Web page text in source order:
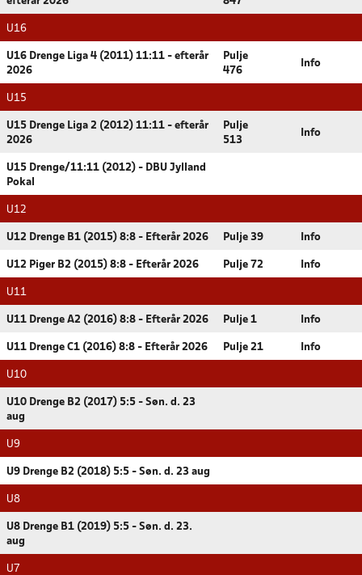
U16
U16 Drenge Liga 4 (2011) 11:11 - efterår
2026
Pulje
476
Info
U15
U15 Drenge Liga 2 (2012) 11:11 - efterår
2026
Pulje
513
Info
U15 Drenge/11:11 (2012) - DBU Jylland
Pokal
U12
U12 Drenge B1 (2015) 8:8 - Efterår 2026 Pulje 39 Info
U12 Piger B2 (2015) 8:8 - Efterår 2026 Pulje 72 Info
U11
U11 Drenge A2 (2016) 8:8 - Efterår 2026 Pulje 1 Info
U11 Drenge C1 (2016) 8:8 - Efterår 2026 Pulje 21 Info
U10
U10 Drenge B2 (2017) 5:5 - Søn. d. 23
aug
U9
U9 Drenge B2 (2018) 5:5 - Søn. d. 23 aug
U8
U8 Drenge B1 (2019) 5:5 - Søn. d. 23.
aug
U7